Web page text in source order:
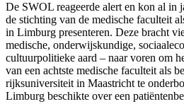
De SWOL reageerde alert en kon al in
de stichting van de medische faculteit
in Limburg presenteren. Deze bracht
medische, onderwijskundige,
cultuurpolitieke aard – naar voren om
van een achtste medische faculteit als
rijksuniversiteit in Maastricht te
Limburg beschikte over een